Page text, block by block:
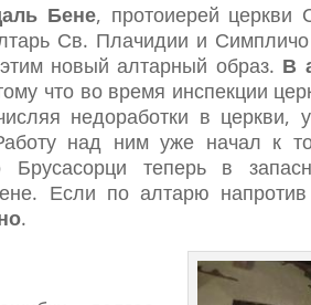
Бене, протоиерей церкви
Св. Плачидии и Симпличо
новый алтарный образ. В
что во время инспекции
недоработки в церкви,
над ним уже начал к
Брусасорци теперь в
Если по алтарю
.